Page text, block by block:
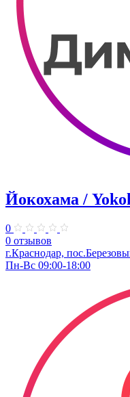
Йокохама /
0
0 отзывов
г.Краснодар,
Пн-Вс 09:00-18:00